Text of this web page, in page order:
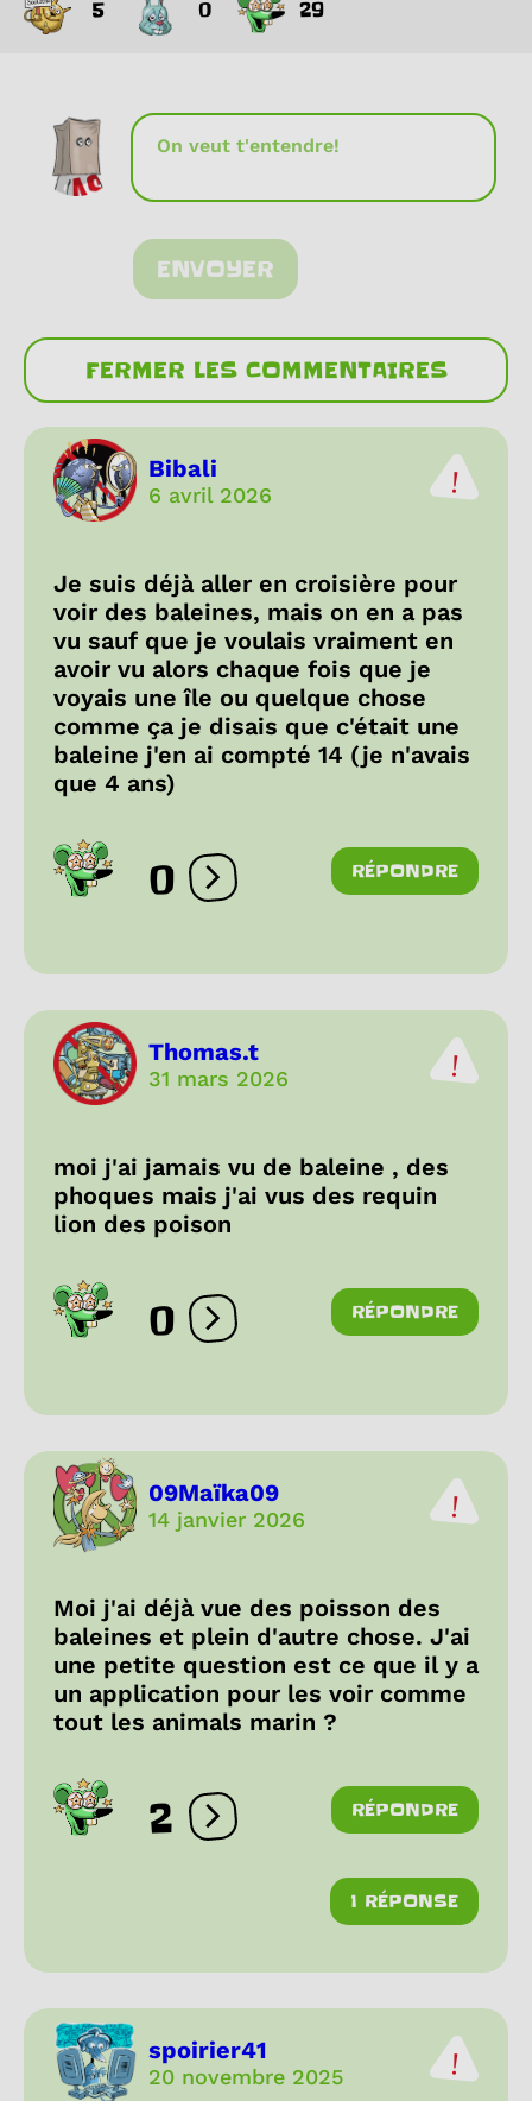
5 0 29
ENVOYER
FERMER LES COMMENTAIRES
Bibali
6 avril 2026
Je suis déjà aller en croisière pour
voir des baleines, mais on en a pas
vu sauf que je voulais vraiment en
avoir vu alors chaque fois que je
voyais une île ou quelque chose
comme ça je disais que c'était une
baleine j'en ai compté 14 (je n'avais
que 4 ans)
0 Ouvrir les réactions
RÉPONDRE
Thomas.t
31 mars 2026
moi j'ai jamais vu de baleine , des
phoques mais j'ai vus des requin
lion des poison
0 Ouvrir les réactions
RÉPONDRE
09Maïka09
14 janvier 2026
Moi j'ai déjà vue des poisson des
baleines et plein d'autre chose. J'ai
une petite question est ce que il y a
un application pour les voir comme
tout les animals marin ?
2 Ouvrir les réactions
RÉPONDRE
1 RÉPONSE
spoirier41
20 novembre 2025